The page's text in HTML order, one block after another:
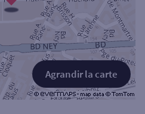
Agrandir la carte